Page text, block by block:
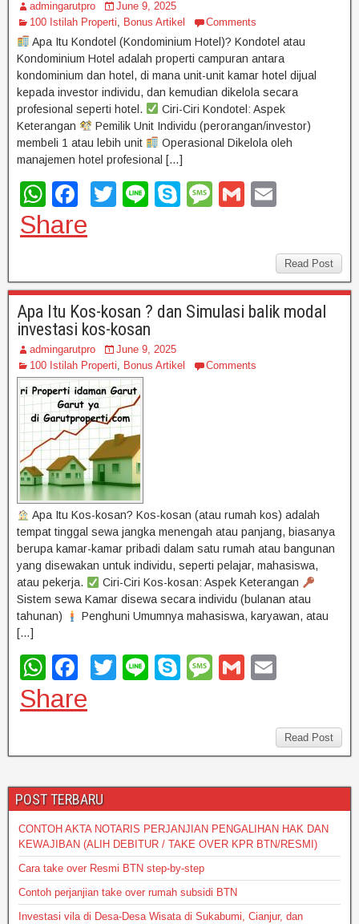
admingarutpro
June 9, 2025
100 Istilah Properti, Bonus Artikel Comments
Apa Itu Kondotel (Kondominium Hotel)? Kondotel atau
Kondominium Hotel adalah properti campuran antara
kondominium dan hotel, di mana unit-unit kamar hotel dijual
kepada investor individu, dan kemudian dikelola secara
profesional seperti hotel.
Ciri-Ciri Kondotel: Aspek
Keterangan
Pemilik Unit Individu (perorangan/investor)
membeli 1 atau lebih unit
Operasional Dikelola oleh
manajemen hotel profesional […]
W
h
at
A
p
p
a
c
b
o
o
k
T
Li
S
M
g
e
G
Share
Read Post
Apa Itu Kos-kosan ? dan Simulasi balik modal
investasi kos-kosan
admingarutpro
June 9, 2025
100 Istilah Properti, Bonus Artikel Comments
Apa Itu Kos-kosan? Kos-kosan (atau rumah kos) adalah
tempat tinggal sewa jangka menengah atau panjang, biasanya
berupa kamar-kamar pribadi dalam satu rumah atau bangunan
yang disewakan untuk individu, seperti pelajar, mahasiswa,
atau pekerja.
Ciri-Ciri Kos-kosan: Aspek Keterangan
Sistem sewa Kamar disewa secara individu (bulanan atau
tahunan)
Penghuni Umumnya mahasiswa, karyawan, atau
[…]
W
h
at
p
p
a
c
o
o
k
T
Li
S
M
e
G
Share
Read Post
POST TERBARU
CONTOH AKTA NOTARIS PERJANJIAN PENGALIHAN HAK DAN
KEWAJIBAN (ALIH DEBITUR / TAKE OVER KPR BTN/RESMI)
Cara take over Resmi BTN step-by-step
Contoh perjanjian take over rumah subsidi BTN
Investasi vila di Desa-Desa Wisata di Sukabumi, Cianjur, dan